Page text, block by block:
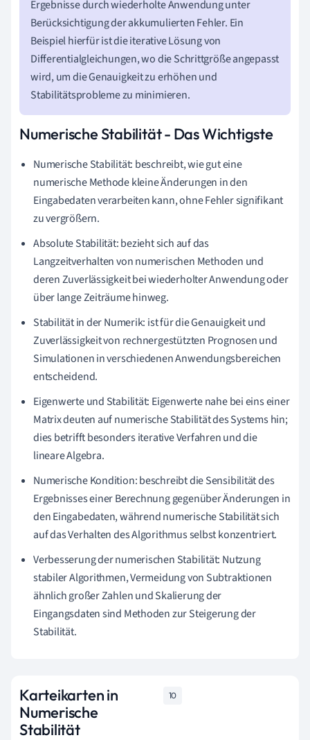
Ergebnisse durch wiederholte Anwendung unter
Berücksichtigung der akkumulierten Fehler. Ein
Beispiel hierfür ist die iterative Lösung von
Differentialgleichungen, wo die Schrittgröße angepasst
wird, um die Genauigkeit zu erhöhen und
Stabilitätsprobleme zu minimieren.
Numerische Stabilität - Das Wichtigste
Numerische Stabilität: beschreibt, wie gut eine
numerische Methode kleine Änderungen in den
Eingabedaten verarbeiten kann, ohne Fehler signifikant
zu vergrößern.
Absolute Stabilität: bezieht sich auf das
Langzeitverhalten von numerischen Methoden und
deren Zuverlässigkeit bei wiederholter Anwendung oder
über lange Zeiträume hinweg.
Stabilität in der Numerik: ist für die Genauigkeit und
Zuverlässigkeit von rechnergestützten Prognosen und
Simulationen in verschiedenen Anwendungsbereichen
entscheidend.
Eigenwerte und Stabilität: Eigenwerte nahe bei eins einer
Matrix deuten auf numerische Stabilität des Systems hin;
dies betrifft besonders iterative Verfahren und die
lineare Algebra.
Numerische Kondition: beschreibt die Sensibilität des
Ergebnisses einer Berechnung gegenüber Änderungen in
den Eingabedaten, während numerische Stabilität sich
auf das Verhalten des Algorithmus selbst konzentriert.
Verbesserung der numerischen Stabilität: Nutzung
stabiler Algorithmen, Vermeidung von Subtraktionen
ähnlich großer Zahlen und Skalierung der
Eingangsdaten sind Methoden zur Steigerung der
Stabilität.
Karteikarten in
Numerische
Stabilität
10